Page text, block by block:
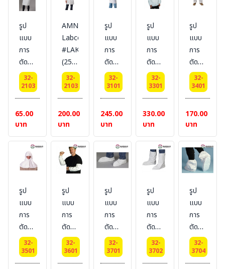
wrist
ankle,
with
zip
flap
feet,
wrist,
with
zip
flap
XL]
200/pack
วัสดุ
Micromax
ยี่ห้อ
Lakeland
รูป
แบบ
การ
ตัด
เย็บ
ตาม
แบบ
601
-
Apron
3XL]
บรรจุ
วัสดุ
Micromax
ยี่ห้อ
Lakeland
32-
2103
65.00
บาท
AMN101
Labcoat
#LAKELAND
(25
pcs/
ลัง)
32-
2103
200.00
บาท
รูป
แบบ
การ
ตัด
เย็บ
ตาม
แบบ
527
-
Smock
Long
sleeve
[S-
บรรจุ
50/pack
วัสดุ
Micromax
ยี่ห้อ
Lakeland
32-
3101
245.00
บาท
รูป
แบบ
การ
ตัด
เย็บ
ตาม
แบบ
145
-
Jacker
3XL]
บรรจุ
วัสดุ
Micromax
ยี่ห้อ
Lakeland
32-
3301
330.00
บาท
รูป
แบบ
การ
ตัด
เย็บ
ตาม
แบบ
301
-
Pants
[S-
5XL]
บรรจุ
วัสดุ
Micromax
ยี่ห้อ
Lakeland
32-
3401
170.00
บาท
รูป
แบบ
การ
ตัด
เย็บ
ตาม
แบบ
32-
3501
รูป
แบบ
การ
ตัด
เย็บ
ตาม
แบบ
32-
3601
รูป
แบบ
การ
ตัด
เย็บ
ตาม
แบบ
32-
3701
รูป
แบบ
การ
ตัด
เย็บ
ตาม
แบบ
32-
3702
รูป
แบบ
การ
ตัด
เย็บ
ตาม
แบบ
32-
3704